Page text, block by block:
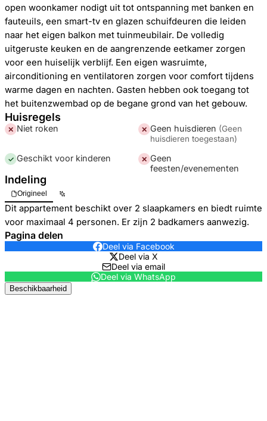
open woonkamer nodigt uit tot ontspanning met banken en
fauteuils, een smart-tv en glazen schuifdeuren die leiden
naar het eigen balkon met tuinmeubilair. De volledig
uitgeruste keuken en de aangrenzende eetkamer zorgen
voor een huiselijk verblijf. Een eigen wasruimte,
airconditioning en ventilatoren zorgen voor comfort tijdens
warme dagen en nachten. Gasten hebben ook toegang tot
het buitenzwembad op de begane grond van het gebouw.
Huisregels
✕ Niet roken ✕ Geen huisdieren (Geen
huisdieren toegestaan)
✓ Geschikt voor kinderen ✕ Geen
feesten/evenementen
Indeling
Origineel
Dit appartement beschikt over 2 slaapkamers en biedt ruimte
voor maximaal 4 personen. Er zijn 2 badkamers aanwezig.
Pagina delen
Deel via Facebook
Deel via X
Deel via email
Deel via WhatsApp
Beschikbaarheid